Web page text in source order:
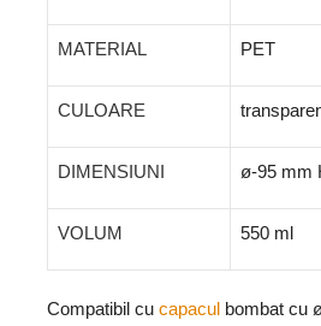
MATERIAL PET
CULOARE
DIMENSIUNI ø-95 mm
VOLUM 550 ml
Compatibil cu capaculbombat cu